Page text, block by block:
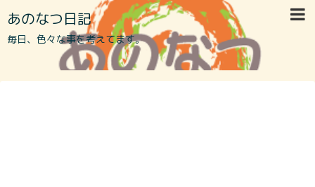
あのなつ日記
毎日、色々な事を考えてます。